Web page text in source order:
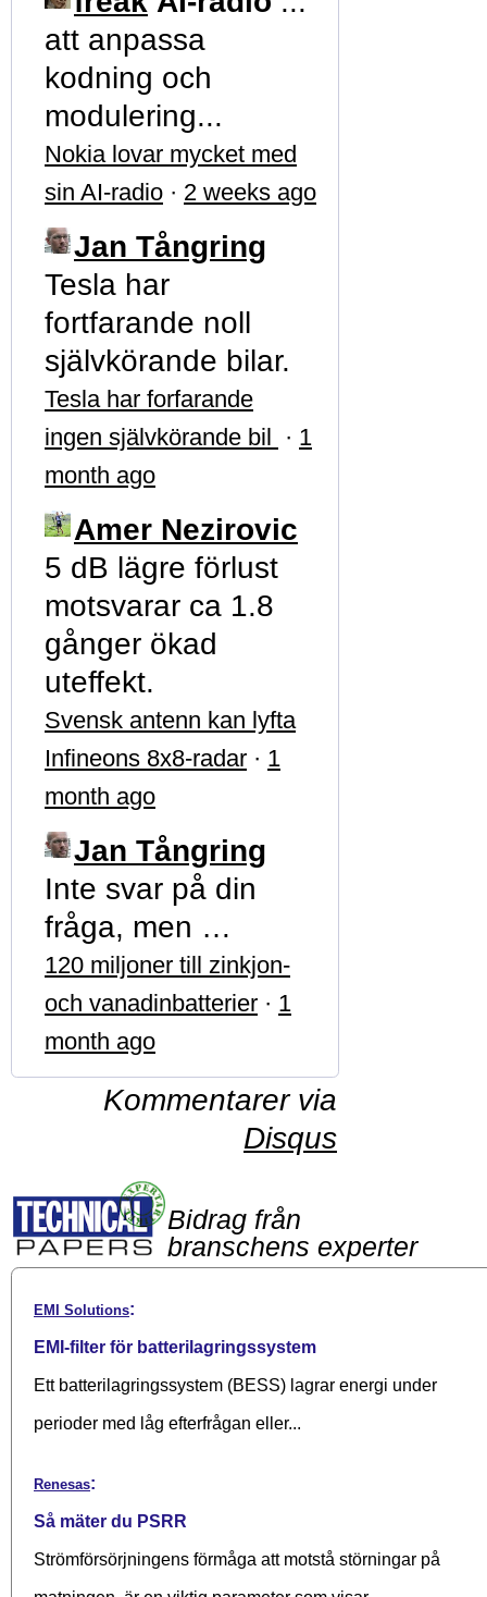
att anpassa
kodning och
modulering...
Nokia lovar mycket med
sin AI-radio · 2 weeks ago
Jan Tångring
Tesla har
fortfarande noll
självkörande bilar.
Tesla har forfarande
ingen självkörande bil · 1
month ago
Amer Nezirovic
5 dB lägre förlust
motsvarar ca 1.8
gånger ökad
uteffekt.
Svensk antenn kan lyfta
Infineons 8x8-radar · 1
month ago
Jan Tångring
Inte svar på din
fråga, men …
120 miljoner till zinkjon-
och vanadinbatterier · 1
month ago
Kommentarer via
Disqus
Bidrag från
branschens experter
EMI Solutions:
EMI-filter för batterilagringssystem
Ett batterilagringssystem (BESS) lagrar energi under
perioder med låg efterfrågan eller...
Renesas:
Så mäter du PSRR
Strömförsörjningens förmåga att motstå störningar på